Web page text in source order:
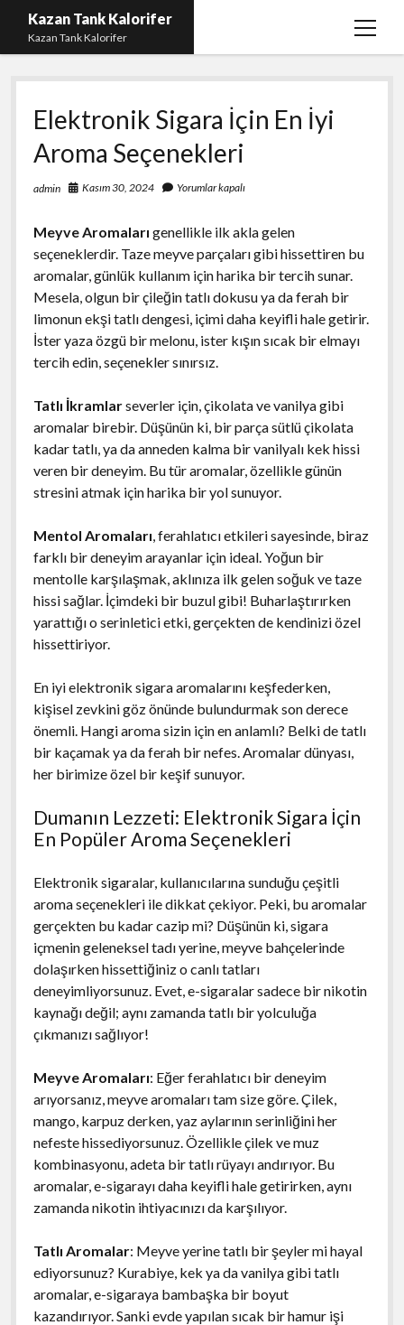
Kazan Tank Kalorifer
Kazan Tank Kalorifer
menüyü
Igtv Beğeni Çoğaltma
Liste
Sayfa Listesi
Spotify Dinlenme Yükseltme Hilesi
Twitter Gizli Hesap Yorumları
Elektronik Sigara İçin En İyi
Aroma Seçenekleri
admin Kasım 30, 2024 Yorumlar kapalı
Meyve Aromaları genellikle ilk akla gelen
seçeneklerdir. Taze meyve parçaları gibi hissettiren bu
aromalar, günlük kullanım için harika bir tercih sunar.
Mesela, olgun bir çileğin tatlı dokusu ya da ferah bir
limonun ekşi tatlı dengesi, içimi daha keyifli hale getirir.
İster yaza özgü bir melonu, ister kışın sıcak bir elmayı
tercih edin, seçenekler sınırsız.
Tatlı İkramlarseverler için, çikolata ve vanilya gibi
aromalar birebir. Düşünün ki, bir parça sütlü çikolata
kadar tatlı, ya da anneden kalma bir vanilyalı kek hissi
veren bir deneyim. Bu tür aromalar, özellikle günün
stresini atmak için harika bir yol sunuyor.
Mentol Aromaları, ferahlatıcı etkileri sayesinde, biraz
farklı bir deneyim arayanlar için ideal. Yoğun bir
mentolle karşılaşmak, aklınıza ilk gelen soğuk ve taze
hissi sağlar. İçimdeki bir buzul gibi! Buharlaştırırken
yarattığı o serinletici etki, gerçekten de kendinizi özel
hissettiriyor.
En iyi elektronik sigara aromalarını keşfederken,
kişisel zevkini göz önünde bulundurmak son derece
önemli. Hangi aroma sizin için en anlamlı? Belki de tatlı
bir kaçamak ya da ferah bir nefes. Aromalar dünyası,
her birimize özel bir keşif sunuyor.
Dumanın Lezzeti: Elektronik Sigara İçin
En Popüler Aroma Seçenekleri
Elektronik sigaralar, kullanıcılarına sunduğu çeşitli
aroma seçenekleri ile dikkat çekiyor. Peki, bu aromalar
gerçekten bu kadar cazip mi? Düşünün ki, sigara
içmenin geleneksel tadı yerine, meyve bahçelerinde
dolaşırken hissettiğiniz o canlı tatları
deneyimliyorsunuz. Evet, e-sigaralar sadece bir nikotin
kaynağı değil; aynı zamanda tatlı bir yolculuğa
çıkmanızı sağlıyor!
Meyve Aromaları: Eğer ferahlatıcı bir deneyim
arıyorsanız, meyve aromaları tam size göre. Çilek,
mango, karpuz derken, yaz aylarının serinliğini her
nefeste hissediyorsunuz. Özellikle çilek ve muz
kombinasyonu, adeta bir tatlı rüyayı andırıyor. Bu
aromalar, e-sigarayı daha keyifli hale getirirken, aynı
zamanda nikotin ihtiyacınızı da karşılıyor.
Tatlı Aromalar: Meyve yerine tatlı bir şeyler mi hayal
ediyorsunuz? Kurabiye, kek ya da vanilya gibi tatlı
aromalar, e-sigaraya bambaşka bir boyut
kazandırıyor. Sanki evde yapılan sıcak bir hamur işi